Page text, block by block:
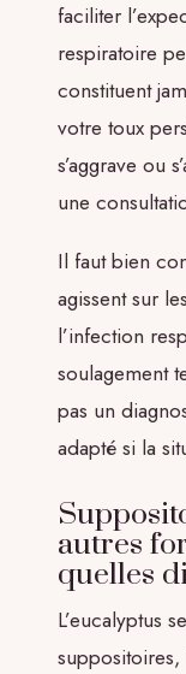
faciliter
respiratoire
constituent
votre toux
s’aggrave ou
une
Il faut bien
agissent sur
l’infection
soulagement
pas un
adapté si la
autres
quelles
L’eucalyptus